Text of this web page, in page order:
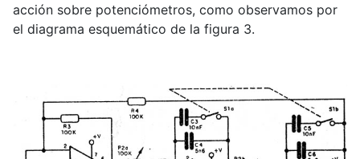
acción sobre potenciómetros, como observamos por
el diagrama esquemático de la figura 3.